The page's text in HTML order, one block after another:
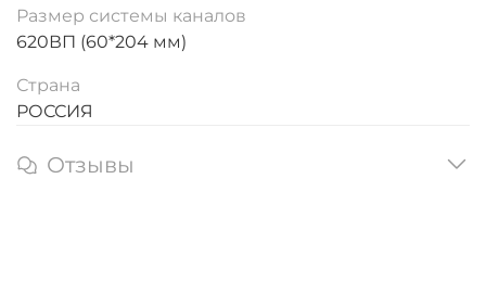
Размер системы каналов
620ВП (60*204 мм)
Страна
РОССИЯ
Отзывы